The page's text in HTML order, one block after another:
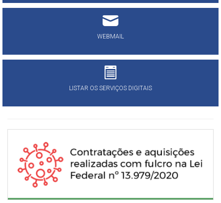
WEBMAIL
LISTAR OS SERVIÇOS DIGITAIS